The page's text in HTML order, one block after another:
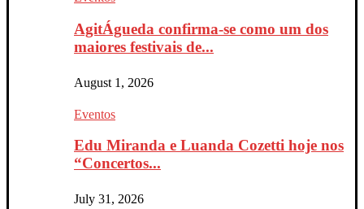
AgitÁgueda confirma-se como um dos
maiores festivais de...
August 1, 2026
Eventos
Edu Miranda e Luanda Cozetti hoje nos
“Concertos...
July 31, 2026